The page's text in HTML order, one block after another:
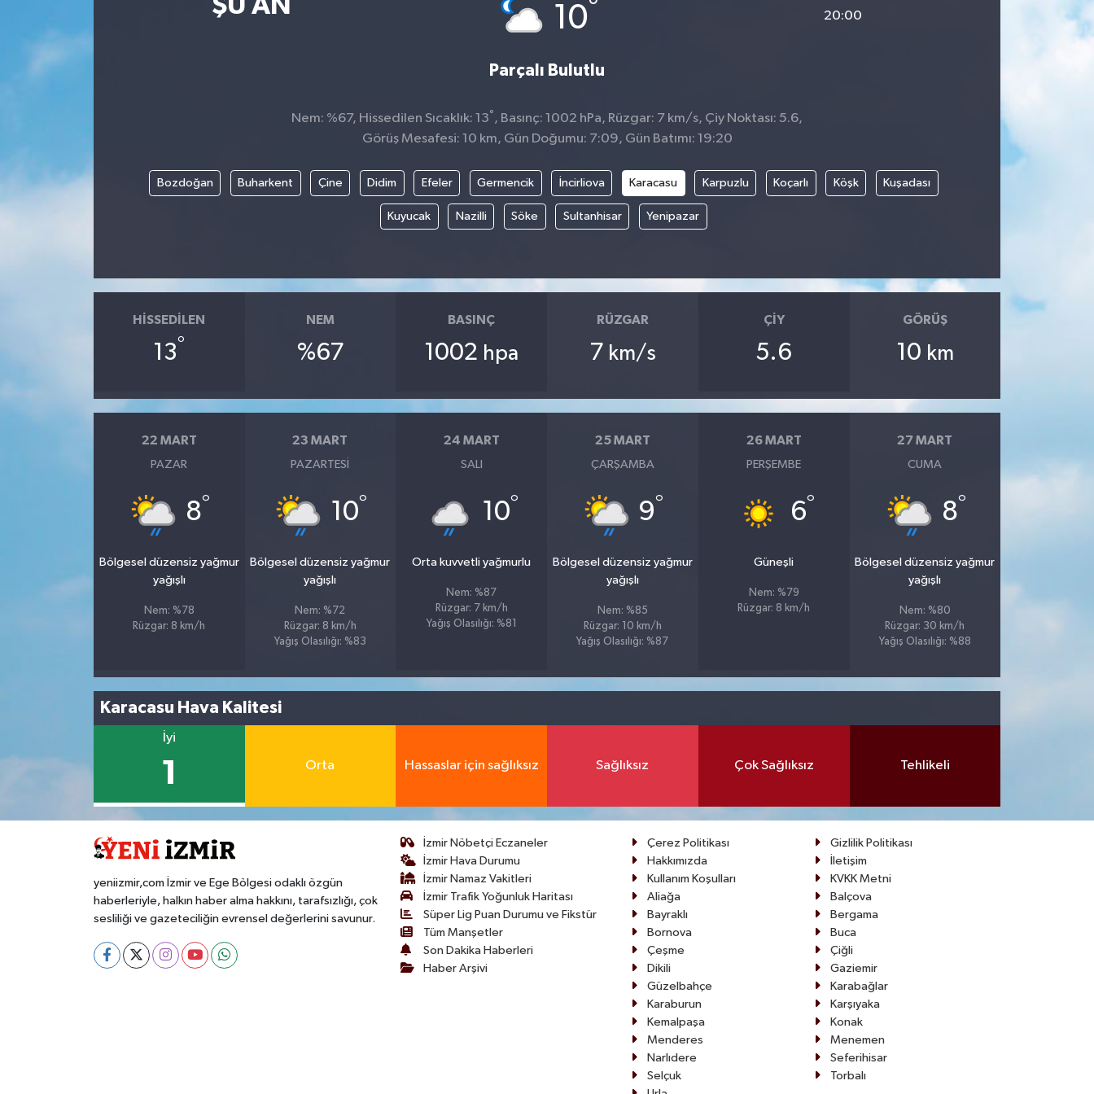
10°
Parçalı Bulutlu
20:00
Nem: %67, Hissedilen Sıcaklık: 13° , Basınç: 1002 hPa, Rüzgar: 7 km/s, Çiy Noktası: 5.6,
Görüş Mesafesi: 10 km, Gün Doğumu: 7:09, Gün Batımı: 19:20
Bozdoğan Buharkent Çine Didim Efeler Germencik İncirliova Karacasu Karpuzlu Koçarlı Köşk Kuşadası
Kuyucak Nazilli Söke Sultanhisar Yenipazar
HISSEDILEN
13°
NEM
%67
BASINÇ
1002 hpa
RÜZGAR
7 km/s
ÇIY
5.6
GÖRÜŞ
10 km
22 MART
PAZAR
8°
Bölgesel düzensiz yağmur
yağışlı
Nem: %78
Rüzgar: 8 km/h
23 MART
PAZARTESI
10°
Bölgesel düzensiz yağmur
yağışlı
Nem: %72
Rüzgar: 8 km/h
Yağış Olasılığı: %83
24 MART
SALI
10°
Orta kuvvetli yağmurlu
Nem: %87
Rüzgar: 7 km/h
Yağış Olasılığı: %81
25 MART
ÇARŞAMBA
9°
Bölgesel düzensiz yağmur
yağışlı
Nem: %85
Rüzgar: 10 km/h
Yağış Olasılığı: %87
26 MART
PERŞEMBE
6°
Güneşli
Nem: %79
Rüzgar: 8 km/h
27 MART
CUMA
8°
Bölgesel düzensiz yağmur
yağışlı
Nem: %80
Rüzgar: 30 km/h
Yağış Olasılığı: %88
Karacasu Hava Kalitesi
İyi
1 Orta Hassaslar için sağlıksız Sağlıksız Çok Sağlıksız Tehlikeli
yeniizmir,com İzmir ve Ege Bölgesi odaklı özgün
haberleriyle, halkın haber alma hakkını, tarafsızlığı, çok
sesliliği ve gazeteciliğin evrensel değerlerini savunur.
İzmir Nöbetçi Eczaneler
İzmir Hava Durumu
İzmir Namaz Vakitleri
İzmir Trafik Yoğunluk Haritası
Süper Lig Puan Durumu ve Fikstür
Tüm Manşetler
Son Dakika Haberleri
Haber Arşivi
Çerez Politikası
Gizlilik Politikası
Hakkımızda
İletişim
Kullanım Koşulları
KVKK Metni
Aliağa
Balçova
Bayraklı
Bergama
Bornova
Buca
Çeşme
Çiğli
Dikili
Gaziemir
Güzelbahçe
Karabağlar
Karaburun
Karşıyaka
Kemalpaşa
Konak
Menderes
Menemen
Narlıdere
Seferihisar
Selçuk
Torbalı
Spor